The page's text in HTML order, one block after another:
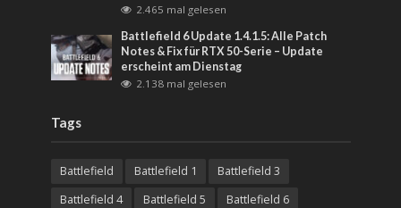
2.465 mal gelesen
Battlefield 6 Update 1.4.1.5: Alle Patch
Notes & Fix für RTX 50-Serie – Update
erscheint am Dienstag
2.138 mal gelesen
Tags
Battlefield Battlefield 1
Battlefield 3
Battlefield 4
Battlefield 5
Battlefield 6